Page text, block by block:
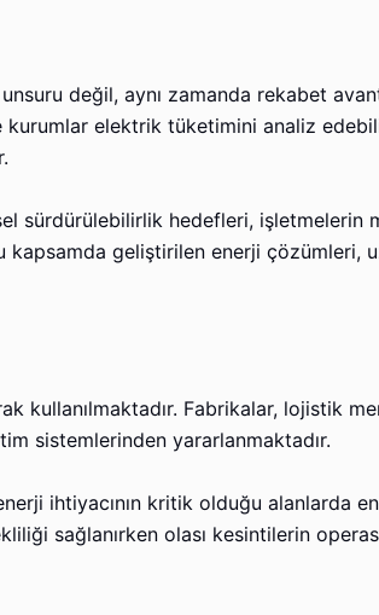
değil, aynı zamanda rekabet
kurumlar elektrik tüketimini analiz
sürdürülebilirlik hedefleri, işletmelerin
kapsamda geliştirilen enerji çözümleri,
kullanılmaktadır. Fabrikalar, lojistik
sistemlerinden yararlanmaktadır.
ihtiyacının kritik olduğu alanlarda
sağlanırken olası kesintilerin